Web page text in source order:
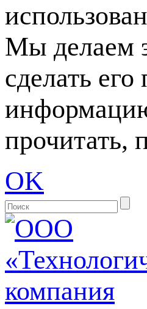
Мы делаем
сделать
прочитать,
OK